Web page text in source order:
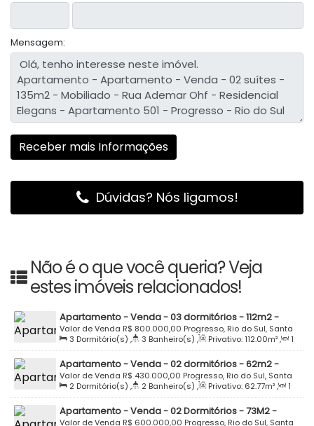
Mensagem:
Dúvidas? Nós ligamos!
Não é o que você queria? Veja
estes imóveis relacionados!
Apartamento - Venda - 03 dormitórios - 112m2 -
Estrada São Bento - Edifício Bellvedery - Progresso -
Rio do Sul
R$ 800.000,00
Valor de Venda
Progresso, Rio do Sul, Santa
Catarina, Brasil
3 Dormitório(s) , 3 Banheiro(s) , Privativo:112.00m²,
1
Sala(s) , 2 Suíte(s), 2Vaga(s)
Apartamento - Venda - 02 dormitórios - 62m2 -
Semi Mobiliado - Residencial Madri - Fundo Canoas
- Rio do Sul
R$ 430.000,00
Valor de Venda
Progresso, Rio do Sul, Santa
Catarina, Brasil
2 Dormitório(s) , 2 Banheiro(s) , Privativo: 62.77m²,
1
Sala(s) , 1Suíte(s) , 1Vaga(s)
Apartamento - Venda - 02 Dormitórios - 73M2 -
R$ 600.000,00
Valor de Venda
Progresso, Rio do Sul, Santa